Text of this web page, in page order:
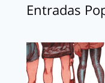
Entradas